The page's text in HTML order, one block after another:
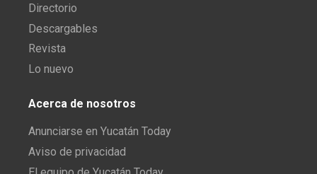
Directorio
Descargables
Revista
Lo nuevo
Acerca de nosotros
Anunciarse en Yucatán Today
Aviso de privacidad